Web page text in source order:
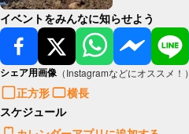
イベントをみんなに知らせよう
シェア用画像 （Instagramなどにオススメ！）
正方形
横長
スケジュール